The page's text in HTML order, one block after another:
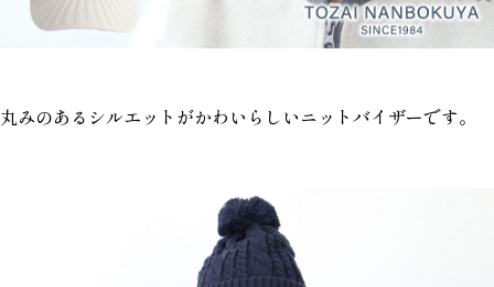
丸みのあるシルエットがかわいらしいニットバイザーです。